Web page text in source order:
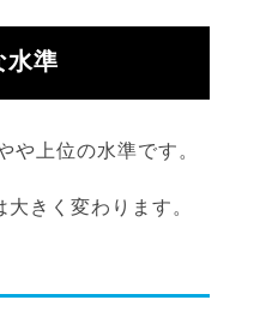
水準
や上位の水準です。
きく変わります。